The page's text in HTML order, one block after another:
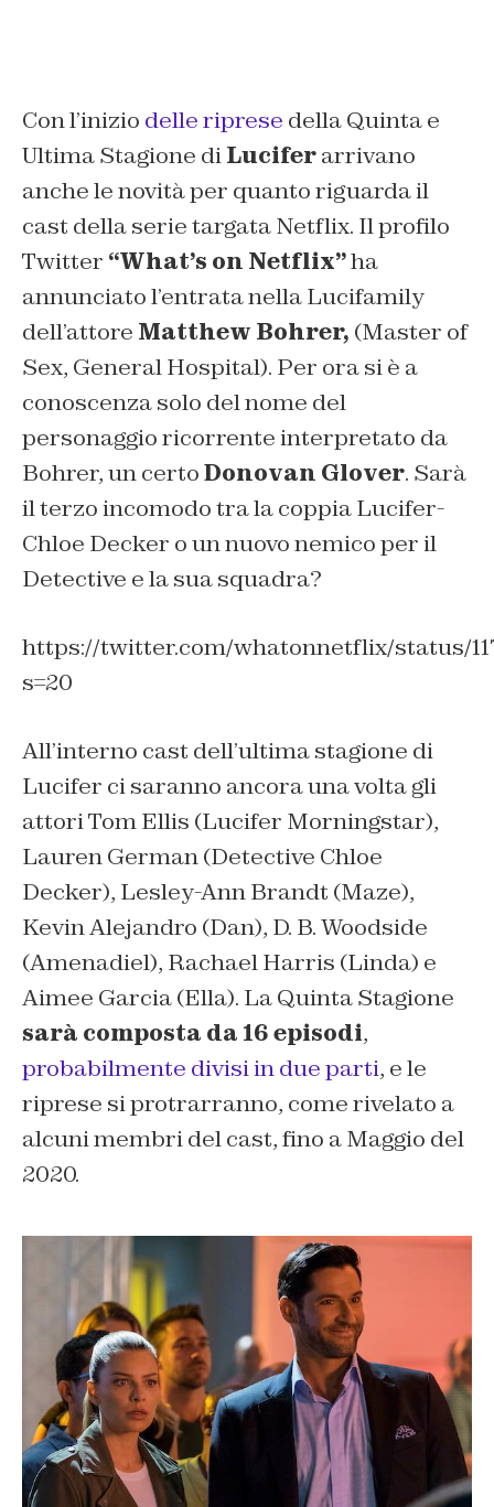
Con l’inizio delle riprese della Quinta e
Ultima Stagione diLuciferarrivano
anche le novità per quanto riguarda il
cast della serie targata Netflix. Il profilo
Twitter “What’s on Netflix”ha
annunciato l’entrata nella Lucifamily
dell’attore Matthew Bohrer, (Master of
Sex, General Hospital). Per ora si è a
conoscenza solo del nome del
personaggio ricorrente interpretato da
Bohrer, un certoDonovan Glover. Sarà
il terzo incomodo tra la coppia Lucifer-
Chloe Decker o un nuovo nemico per il
Detective e la sua squadra?
https://twitter.com/whatonnetflix/status/
s=20
All’interno cast dell’ultima stagione di
Lucifer ci saranno ancora una volta gli
attori Tom Ellis (Lucifer Morningstar),
Lauren German (Detective Chloe
Decker), Lesley-Ann Brandt (Maze),
Kevin Alejandro (Dan), D. B. Woodside
(Amenadiel), Rachael Harris (Linda) e
Aimee Garcia (Ella). La Quinta Stagione
sarà composta da 16 episodi,
probabilmente divisi in due parti, e le
riprese si protrarranno, come rivelato a
alcuni membri del cast, fino a Maggio del
2020.